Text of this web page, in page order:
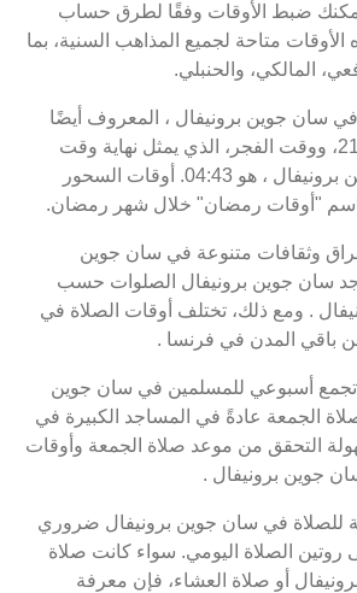
يمكنك ضبط الأوقات وفقًا لطرق حساب
متاحة لجميع المذاهب السنية، بما
المالكي، والحنبلي.
جوين برونيفال ، المعروف أيضًا
بوقت الإفطار، هو 21:26، ووقت الفجر، الذي يمثل نهاية وقت
الإمساك في سان جوين برونيفال ، هو 04:43. أوقات السحور
باسم "أوقات رمضان" خلال شهر رمضان.
وثقافات متنوعة في سان جوين
سان جوين برونيفال الصلوات حسب
. ومع ذلك، تختلف أوقات الصلاة في
باقي المدن في فرنسا .
تجمع أسبوعي للمسلمين في سان جوين
الجمعة عادةً في المساجد الكبيرة في
التحقق من موعد صلاة الجمعة وأوقات
جوين برونيفال .
للصلاة في سان جوين برونيفال ضروري
الصلاة اليومي. سواء كانت صلاة
أو صلاة العشاء، فإن معرفة